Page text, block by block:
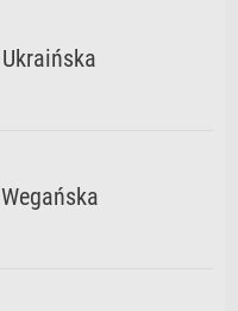
Ukraińska
Wegańska